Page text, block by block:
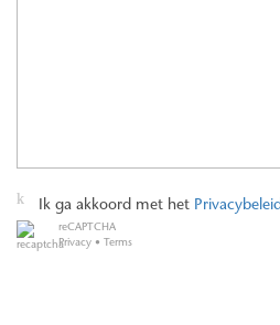
Ik ga akkoord met het Privacybeleid
reCAPTCHA
Privacy • Terms